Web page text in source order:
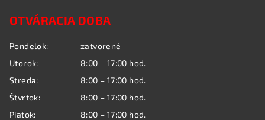
OTVÁRACIA DOBA
Pondelok:
zatvorené
Utorok:
8:00 – 17:00 hod.
Streda:
8:00 – 17:00 hod.
Štvrtok:
8:00 – 17:00 hod.
Piatok:
8:00 – 17:00 hod.